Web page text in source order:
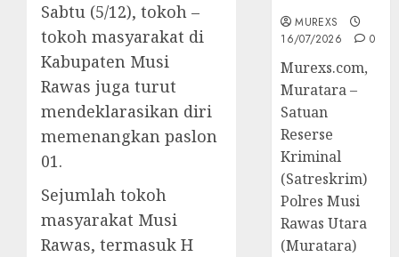
Sabtu (5/12), tokoh –
tokoh masyarakat di
Kabupaten Musi
Rawas juga turut
mendeklarasikan diri
memenangkan paslon
01.
Sejumlah tokoh
masyarakat Musi
Rawas, termasuk H
MUREXS
16/07/2026
0
Murexs.com,
Muratara –
Satuan
Reserse
Kriminal
(Satreskrim)
Polres Musi
Rawas Utara
(Muratara)